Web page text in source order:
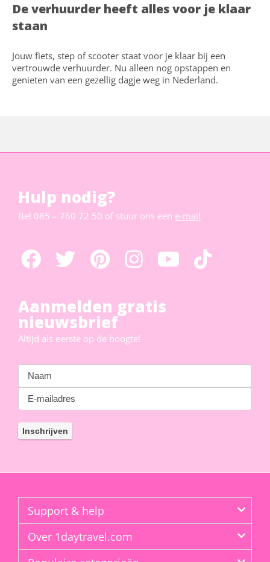
De verhuurder heeft alles voor je klaar
staan
Jouw fiets, step of scooter staat voor je klaar bij een
vertrouwde verhuurder. Nu alleen nog opstappen en
genieten van een gezellig dagje weg in Nederland.
Hulp nodig?
Bel 085 – 760 72 50 of stuur ons een e-mail
Aanmelden gratis
nieuwsbrief
Altijd als eerste op de hoogte!
Support & help
Over 1daytravel.com